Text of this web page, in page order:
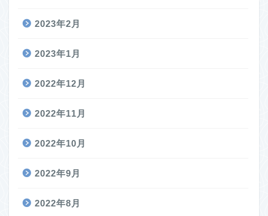
2023年2月
2023年1月
2022年12月
2022年11月
2022年10月
2022年9月
2022年8月